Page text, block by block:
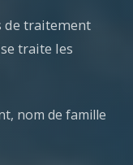
de traitement
traite les
nom de famille